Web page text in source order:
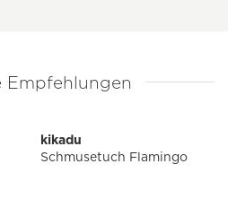
Empfehlungen
kikadu
Schmusetuch Flamingo